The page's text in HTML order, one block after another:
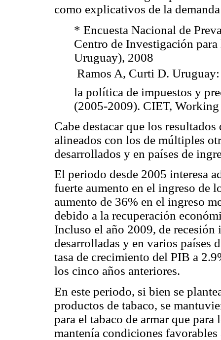
como explicativos de la
* Encuesta Nacional de
Centro de Investigación
Uruguay), 2008
 Ramos A, Curti D.
la política de impuestos y
(2005-2009). CIET,
Cabe destacar que los
alineados con los de múltiples
desarrollados y en países de
El periodo desde 2005 interesa
fuerte aumento en el ingreso de
aumento de 36% en el ingreso
debido a la recuperación
Incluso el año 2009, de recesión
desarrolladas y en varios países
tasa de crecimiento del PIB a
los cinco años anteriores.
En este periodo, si bien se
productos de tabaco, se
para el tabaco de armar que
mantenía condiciones